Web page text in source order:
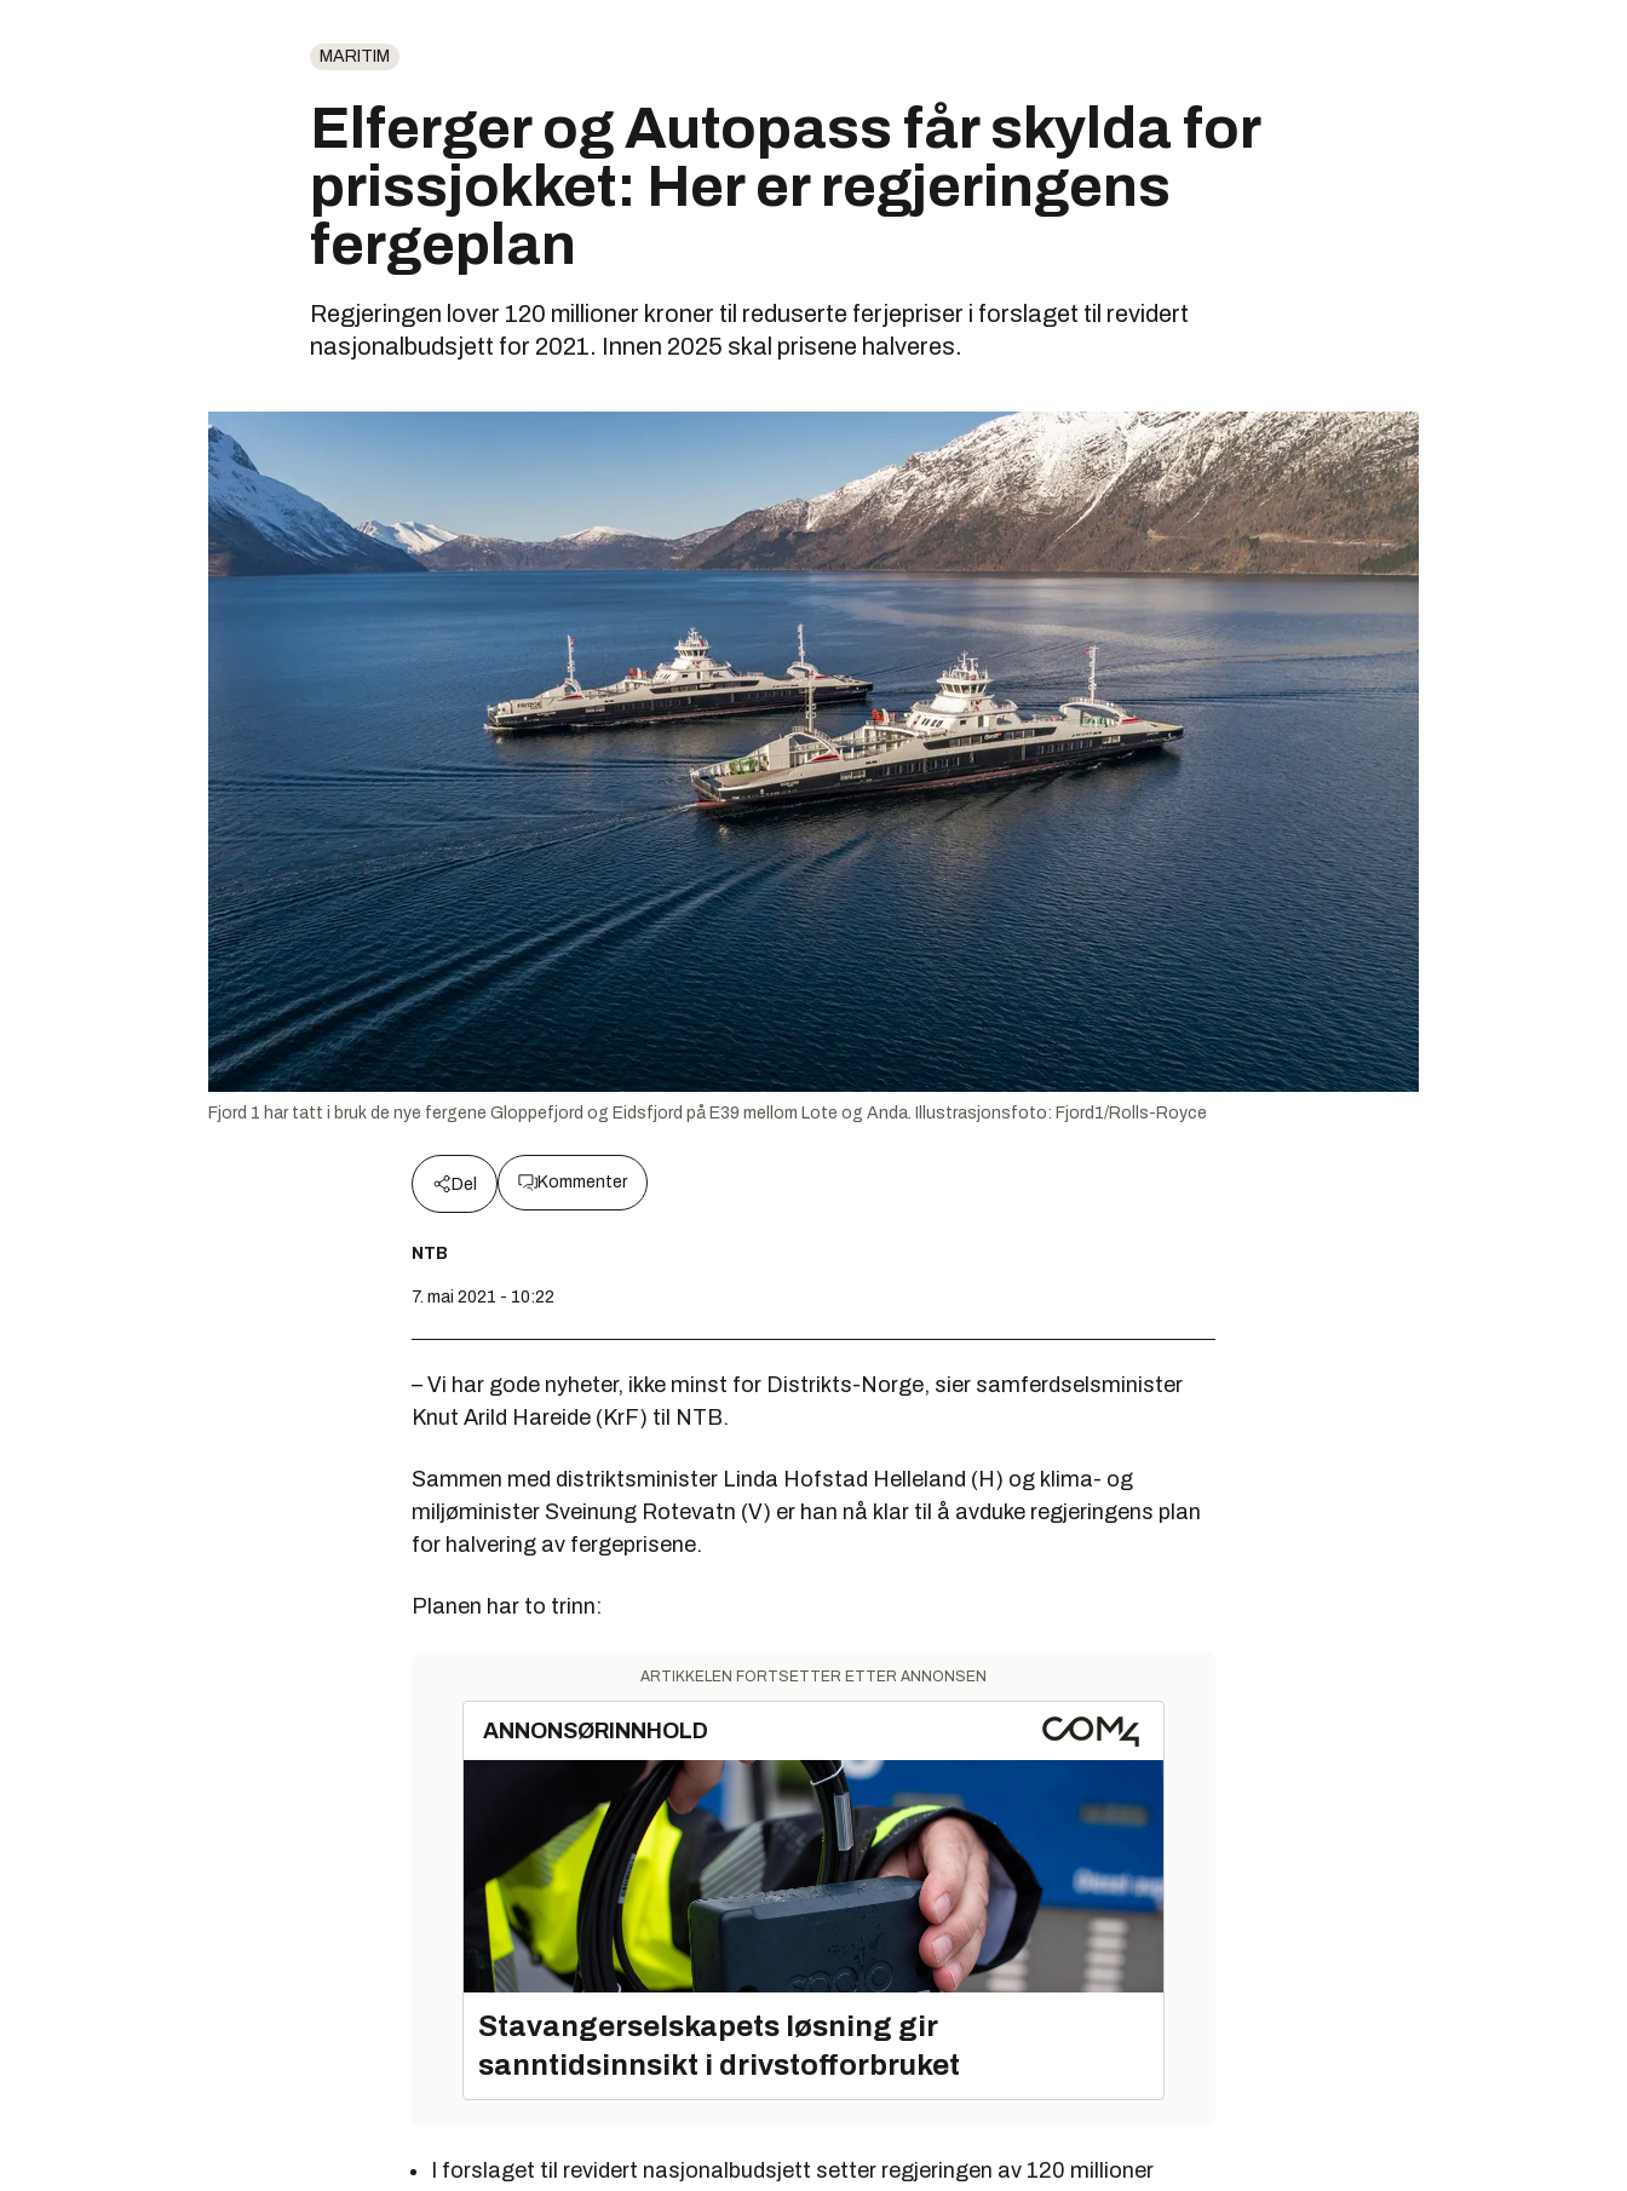
MARITIM
Elferger og Autopass får skylda for
prissjokket: Her er regjeringens
fergeplan
Regjeringen lover 120 millioner kroner til reduserte ferjepriser i forslaget til revidert
nasjonalbudsjett for 2021. Innen 2025 skal prisene halveres.
Fjord 1 har tatt i bruk de nye fergene Gloppefjord og Eidsfjord på E39 mellom Lote og Anda. Illustrasjonsfoto: Fjord1/Rolls-Royce
Del Kommenter
NTB
7. mai 2021 - 10:22
– Vi har gode nyheter, ikke minst for Distrikts-Norge, sier samferdselsminister
Knut Arild Hareide (KrF) til NTB.
Sammen med distriktsminister Linda Hofstad Helleland (H) og klima- og
miljøminister Sveinung Rotevatn (V) er han nå klar til å avduke regjeringens plan
for halvering av fergeprisene.
Planen har to trinn:
ARTIKKELEN FORTSETTER ETTER ANNONSEN
ANNONSØRINNHOLD
Stavangerselskapets løsning gir
sanntidsinnsikt i drivstofforbruket
I forslaget til revidert nasjonalbudsjett setter regjeringen av 120 millioner